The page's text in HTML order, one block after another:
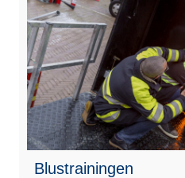
Blustrainingen